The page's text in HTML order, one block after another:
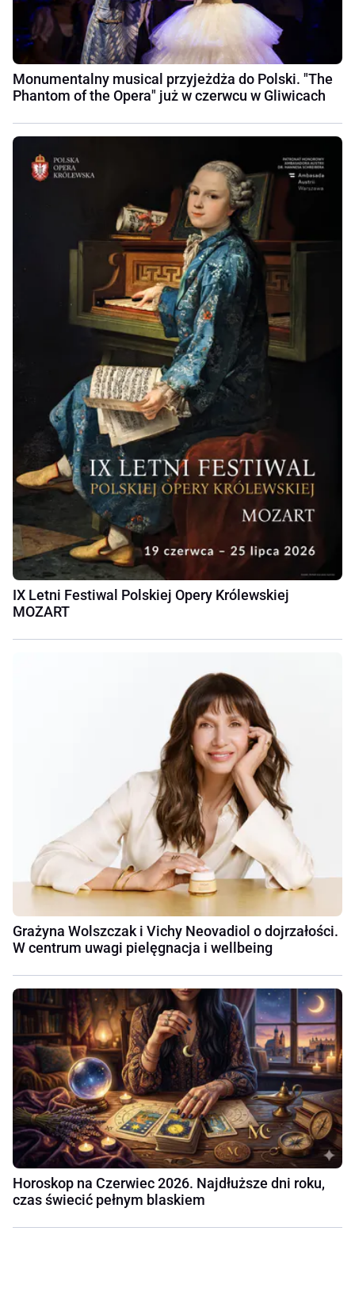
Monumentalny musical przyjeżdża do Polski. "The
Phantom of the Opera" już w czerwcu w Gliwicach
IX Letni Festiwal Polskiej Opery Królewskiej
MOZART
Grażyna Wolszczak i Vichy Neovadiol o dojrzałości.
W centrum uwagi pielęgnacja i wellbeing
Horoskop na Czerwiec 2026. Najdłuższe dni roku,
czas świecić pełnym blaskiem